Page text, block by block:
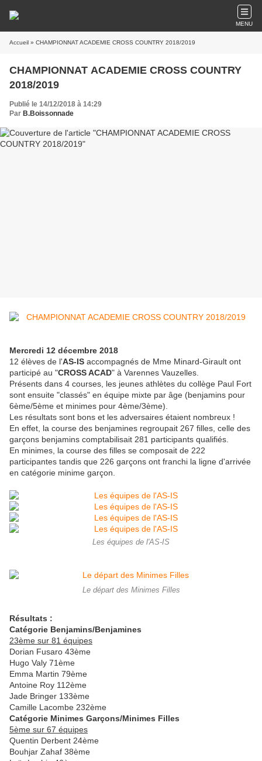
MENU
Accueil » CHAMPIONNAT ACADEMIE CROSS COUNTRY 2018/2019
CHAMPIONNAT ACADEMIE CROSS COUNTRY
2018/2019
Publié le 14/12/2018 à 14:29
Par B.Boissonnade
Mercredi 12 décembre 2018
12 élèves de l'AS-IS accompagnés de Mme Minard-Girault ont
participé au "CROSS ACAD" à Varennes Vauzelles.
Présents dans 4 courses, les jeunes athlètes du collège Paul Fort
sont ensuite "classés" en équipe mixte par âge (benjamins pour
6ème/5ème et minimes pour 4ème/3ème).
Les résultats sont bons et les adversaires étaient nombreux !
En effet, la course des benjamines regroupait 267 filles, celle des
garçons benjamins comptabilisait 281 participants qualifiés.
En minimes, la course des filles se composait de 222
participantes tandis que 226 garçons ont franchi la ligne d'arrivée
en catégorie minime garçon.
Les équipes de l'AS-IS
Le départ des Minimes Filles
Résultats :
Catégorie Benjamins/Benjamines
23ème sur 81 équipes
Dorian Fusaro 43ème
Hugo Valy 71ème
Emma Martin 79ème
Antoine Roy 112ème
Jade Bringer 133ème
Camille Lacombe 232ème
Catégorie Minimes Garçons/Minimes Filles
5ème sur 67 équipes
Quentin Derbent 24ème
Bouhjar Zahaf 38ème